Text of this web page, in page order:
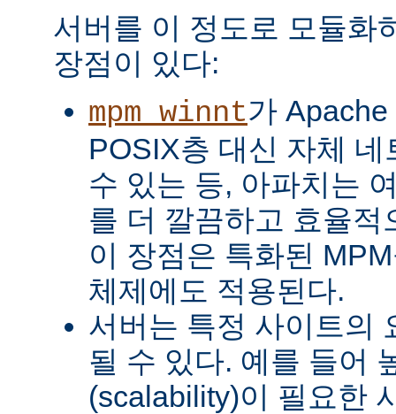
서버를 이 정도로 모듈화
장점이 있다:
mpm_winnt가
POSIX층 대신 자체
수 있는 등, 아파치는
를 더 깔끔하고 효율적
이 장점은 특화된
체제에도 적용된다.
서버는 특정 사이트의
될 수 있다. 예를 들어
(scalability)이 필요한